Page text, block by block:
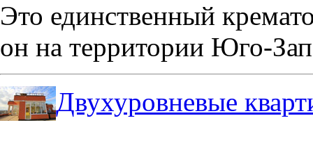
Это единственный
он на территории Юго-
Двухуровневые